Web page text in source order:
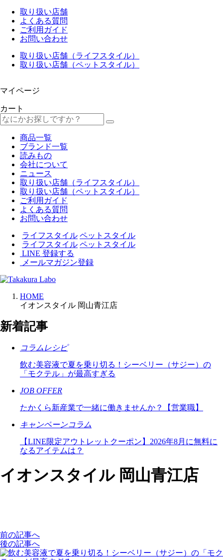
取り扱い店舗
よくある質問
ご利用ガイド
お問い合わせ
取り扱い店舗（ライフスタイル）
取り扱い店舗（ペットスタイル）
マイページ
カート
商品一覧
ブランド一覧
読みもの
会社について
ニュース
取り扱い店舗（ライフスタイル）
取り扱い店舗（ペットスタイル）
ご利用ガイド
よくある質問
お問い合わせ
ライフスタイル ペットスタイル
ライフスタイル ペットスタイル
LINE 登録する
メールマガジン登録
HOME
イオンスタイル 岡山青江店
新着記事
コラムレシピ
飲む美容液で夏を乗り切る！シーベリー（サジー）の
「モクテル」が最高すぎる
JOB OFFER
たかくら新産業で一緒に働きませんか？【営業職】
キャンペーンコラム
【LINE限定アウトレットクーポン】2026年8月に無料に
なるアイテムは？
イオンスタイル 岡山青江店
前の記事へ
後の記事へ